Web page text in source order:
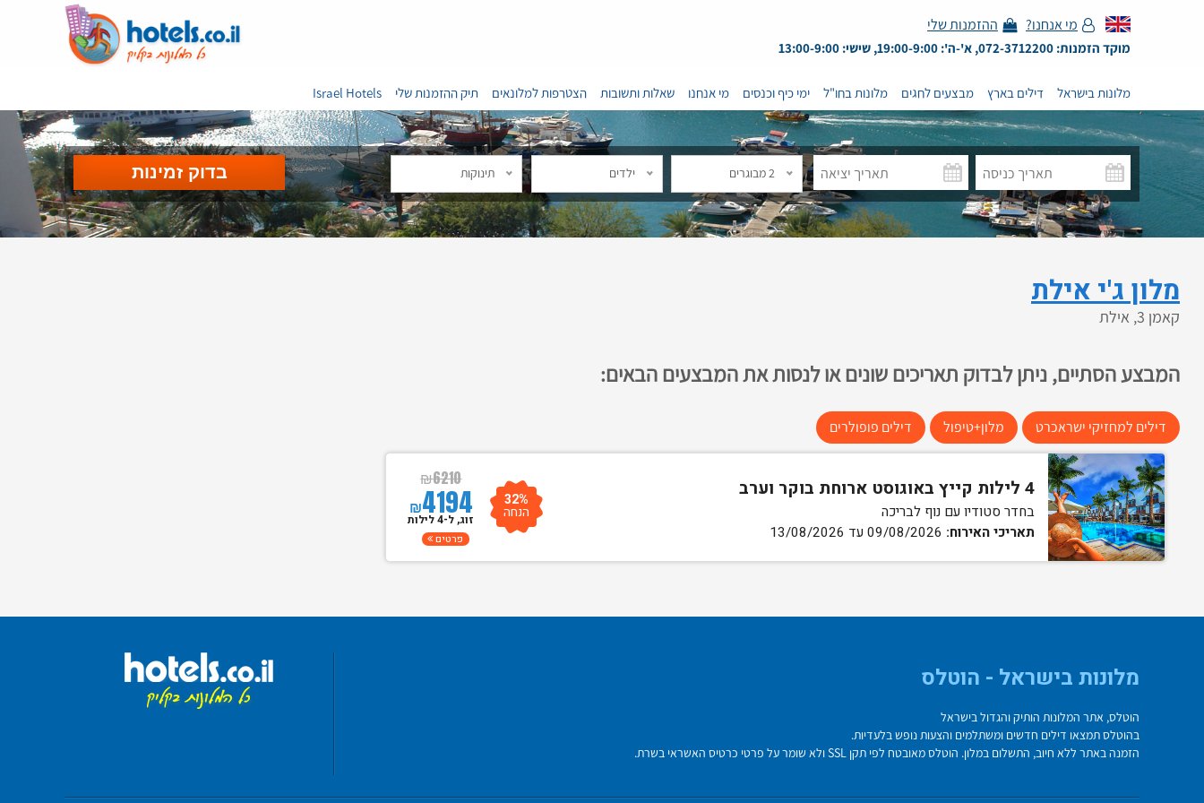
מי אנחנו? ההזמנות שלי
מוקד הזמנות: 072-3712200, א'-ה': 19:00-9:00, שישי: 13:00-9:00
מלונות בישראל דילים בארץ מבצעים לחגים מלונות בחו"ל ימי כיף וכנסים מי אנחנו שאלות ותשובות הצטרפות למלונאים תיק ההזמנות שלי Israel Hotels
2 מבוגרים ילדים תינוקות
מלון ג'י אילת
קאמן 3, אילת
המבצע הסתיים, ניתן לבדוק תאריכים שונים או לנסות את המבצעים הבאים:
דילים למחזיקי ישראכרט מלון+טיפול דילים פופולרים
4 לילות קייץ באוגוסט ארוחת בוקר וערב
בחדר סטודיו עם נוף לבריכה
תאריכי האירוח:
₪6210
₪4194 32%
הנחה זוג, ל-4 לילות
פרטים
מלונות בישראל - הוטלס
הוטלס, אתר המלונות הותיק והגדול בישראל
בהוטלס תמצאו דילים חדשים ומשתלמים והצעות נופש בלעדיות.
הזמנה באתר ללא חיוב, התשלום במלון. הוטלס מאובטח לפי תקן SSL ולא שומר על פרטי כרטיס האשראי בשרת.